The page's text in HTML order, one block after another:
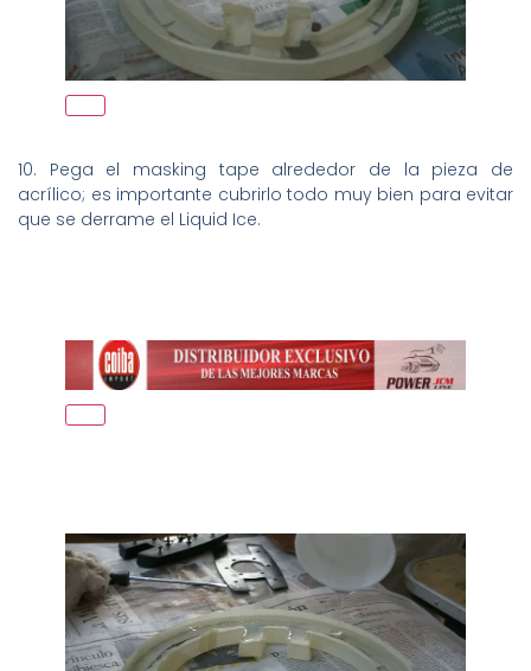
10. Pega el masking tape alrededor de la pieza de
acrílico; es importante cubrirlo todo muy bien para evitar
que se derrame el Liquid Ice.